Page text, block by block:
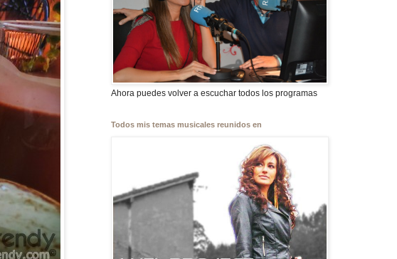
Ahora puedes volver a escuchar todos los programas
Todos mis temas musicales reunidos en